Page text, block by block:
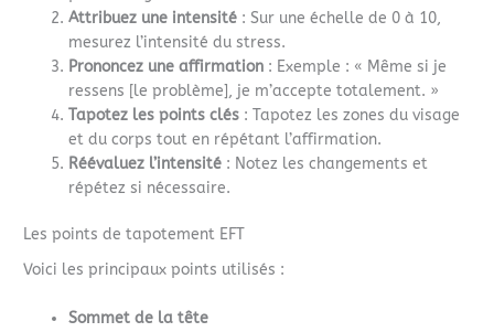
Attribuez une intensité : Sur une échelle de 0 à 10,
mesurez l’intensité du stress.
Prononcez une affirmation : Exemple : « Même si je
ressens [le problème], je m’accepte totalement. »
Tapotez les points clés : Tapotez les zones du visage
et du corps tout en répétant l’affirmation.
Réévaluez l’intensité : Notez les changements et
répétez si nécessaire.
Les points de tapotement EFT
Voici les principaux points utilisés :
Sommet de la tête